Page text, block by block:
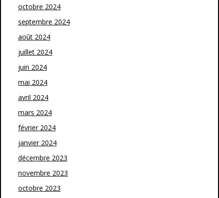
octobre 2024
septembre 2024
août 2024
juillet 2024
juin 2024
mai 2024
avril 2024
mars 2024
février 2024
janvier 2024
décembre 2023
novembre 2023
octobre 2023